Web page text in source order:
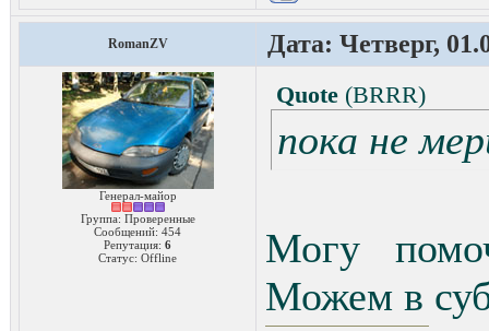
RomanZV Дата: Четверг,
Генерал-майор
Группа: Проверенные
Сообщений: 454
Репутация: 6
Статус: Offline
Quote (BRRR)
пока не
Могу
Можем в